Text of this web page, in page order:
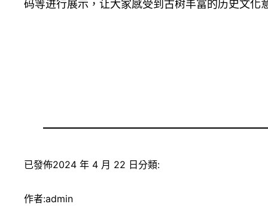
码等进行展示，让大家感受到古树丰富的历史文化
已發佈2024 年 4 月 22 日 分類:
作者:admin